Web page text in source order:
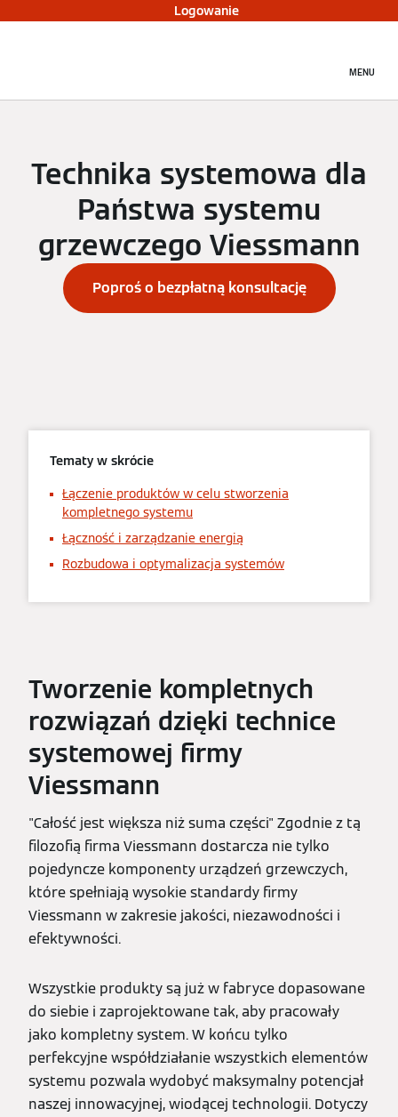
Logowanie
MENU
Technika systemowa dla
Państwa systemu
grzewczego Viessmann
Poproś o bezpłatną konsultację
Tematy w skrócie
Łączenie produktów w celu stworzenia
kompletnego systemu
Łączność i zarządzanie energią
Rozbudowa i optymalizacja systemów
Tworzenie kompletnych
rozwiązań dzięki technice
systemowej firmy
Viessmann
"Całość jest większa niż suma części" Zgodnie z tą
filozofią firma Viessmann dostarcza nie tylko
pojedyncze komponenty urządzeń grzewczych,
które spełniają wysokie standardy firmy
Viessmann w zakresie jakości, niezawodności i
efektywności.
Wszystkie produkty są już w fabryce dopasowane
do siebie i zaprojektowane tak, aby pracowały
jako kompletny system. W końcu tylko
perfekcyjne współdziałanie wszystkich elementów
systemu pozwala wydobyć maksymalny potencjał
naszej innowacyjnej, wiodącej technologii. Dotyczy